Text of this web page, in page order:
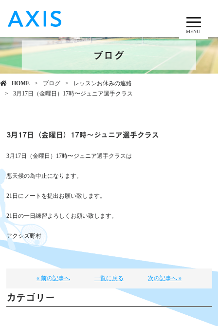
MENU
ブログ
HOME ブログ
レッスンお休みの連絡
3月17日（金曜日）17時〜ジュニア選手クラス
3月17日（金曜日）17時〜ジュニア選手クラス
3月17日（金曜日）17時〜ジュニア選手クラスは
悪天候の為中止になります。
21日にノートを提出お願い致します。
21日の一日練習よろしくお願い致します。
アクシズ野村
« 前の記事へ 一覧に戻る 次の記事へ »
カテゴリー